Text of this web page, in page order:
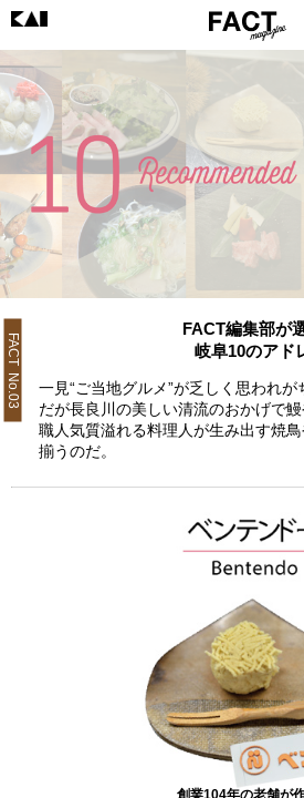
FACT No.03
FACT編集部が
岐阜10のアド
一見“ご当地グルメ”が乏しく思われが
だが長良川の美しい清流のおかげで鰻
職人気質溢れる料理人が生み出す焼
揃うのだ。